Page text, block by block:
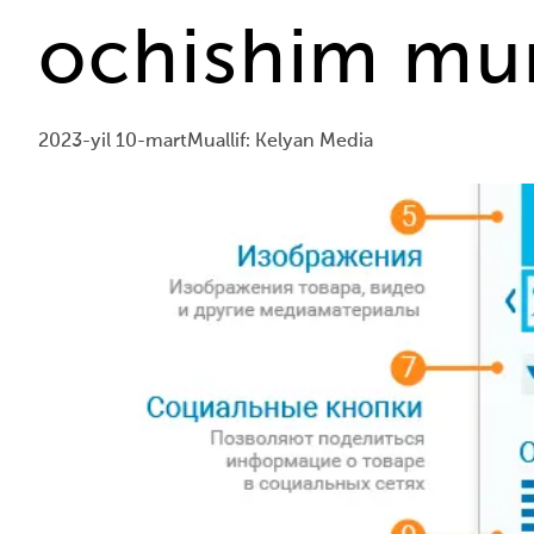
ochishim
2023-yil 10-martMuallif: Kelyan Media